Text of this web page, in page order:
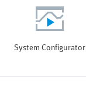
System Configurator